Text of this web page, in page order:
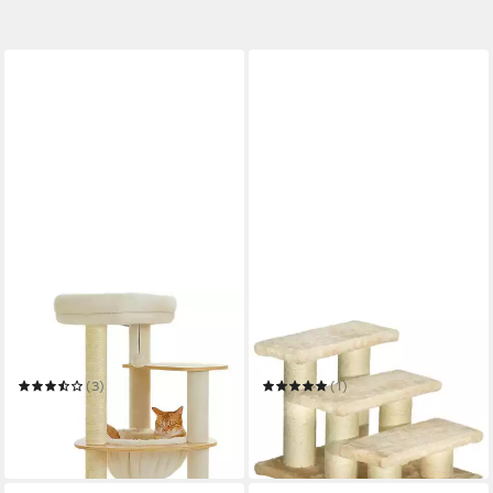
PURPURRA
Kratzbaum mit Echtholz-
Platten, 2 Hängematte und
Höhle, 136 cm
(3)
159,00 €
in 6-7 Werktagen bei dir
Kratzbaum für alte Katzen
mit Arthritis, 11cm
Stufenhöhe, Tiertreppe
(1)
71,57 € UVP 89,99 €
in 5-6 Werktagen bei dir